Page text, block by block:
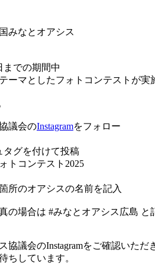
みなとオアシス
までの期間中
ーマとしたフォトコンテストが実
議会のInstagramをフォロー
タグを付けて投稿
トコンテスト2025
のオアシスの名前を記入
の場合は #みなとオアシス広島 と
議会のInstagramをご確認いただ
ちしています。